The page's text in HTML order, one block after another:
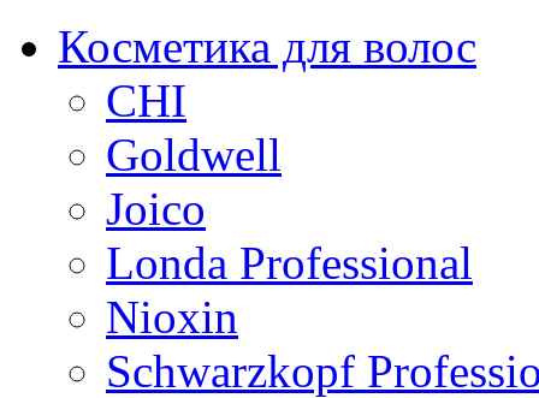
Косметика для волос
CHI
Goldwell
Joico
Londa Professional
Nioxin
Schwarzkopf